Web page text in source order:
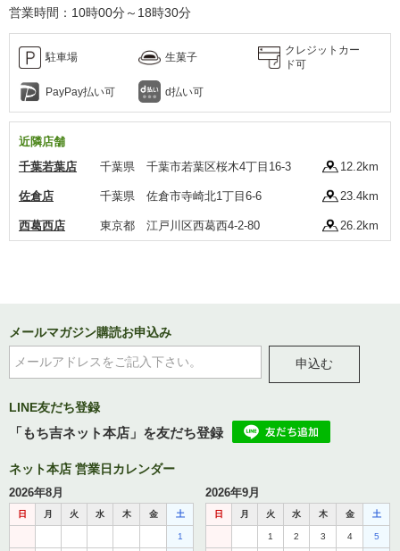
営業時間：10時00分～18時30分
駐車場 生菓子
クレジットカー
ド可
PayPay払い可 d払い可
近隣店舗
千葉若葉店
千葉県 千葉市若葉区桜木4丁目16-3 12.2km
佐倉店 千葉県 佐倉市寺崎北1丁目6-6 23.4km
西葛西店 東京都 江戸川区西葛西4-2-80 26.2km
メールマガジン購読お申込み
申込む
LINE友だち登録
「もち吉ネット本店」を友だち登録
ネット本店 営業日カレンダー
2026年8月
日 月 火 水 木 金 土
1
2026年9月
日 月 火 水 木 金 土
1 2 3 4 5